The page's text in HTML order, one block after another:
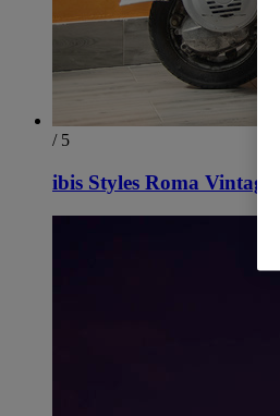
/ 5
ibis Styles Roma Vintage